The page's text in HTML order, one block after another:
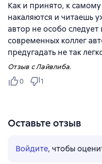
Как и принято, к
накаляются и читаешь
автор не особо
современных коллег
предугадать не так
Отзыв с Лайвлиба.
0
1
Оставьте отзыв
Войдите, чтобы